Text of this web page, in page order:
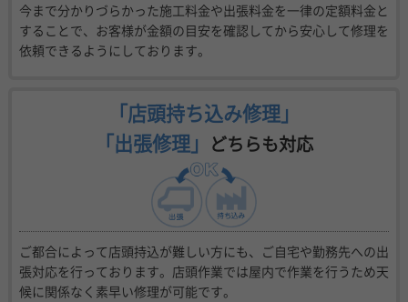
今まで分かりづらかった施工料金や出張料金を一律の定額料金と
することで、お客様が金額の目安を確認してから安心して修理を
依頼できるようにしております。
「店頭持ち込み修理」
「出張修理」 どちらも対応
ご都合によって店頭持込が難しい方にも、ご自宅や勤務先への出
張対応を行っております。店頭作業では屋内で作業を行うため天
候に関係なく素早い修理が可能です。